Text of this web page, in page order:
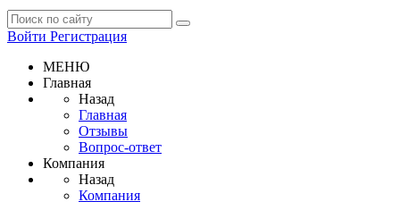
Войти Регистрация
МЕНЮ
Главная
Назад
Главная
Отзывы
Вопрос-ответ
Компания
Назад
Компания